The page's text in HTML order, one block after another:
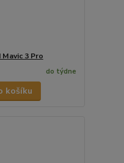
3 Pro
do týdne
košíku